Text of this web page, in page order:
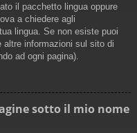
il pacchetto lingua oppure
a chiedere agli
lingua. Se non esiste puoi
altre informazioni sul sito di
ad ogni pagina).
sotto il mio nome